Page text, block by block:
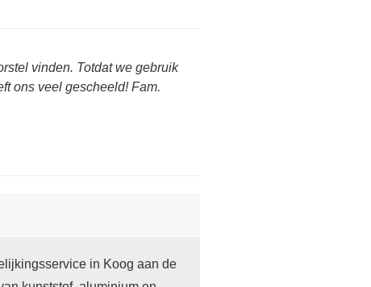
vinden. Totdat we gebruik
ons veel gescheeld! Fam.
in Koog aan de